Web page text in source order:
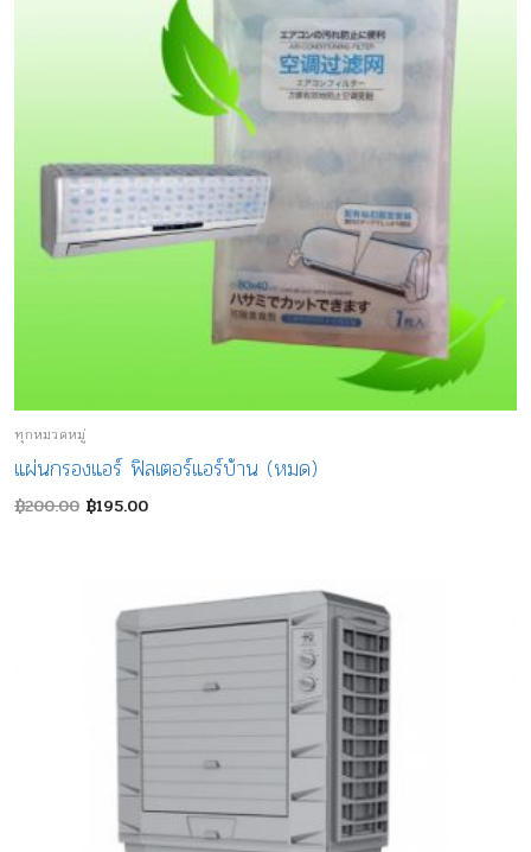
ทุกหมวดหมู่
แผ่นกรองแอร์ ฟิลเตอร์แอร์บ้าน (หมด)
฿200.00 Original
price
฿195.00Current